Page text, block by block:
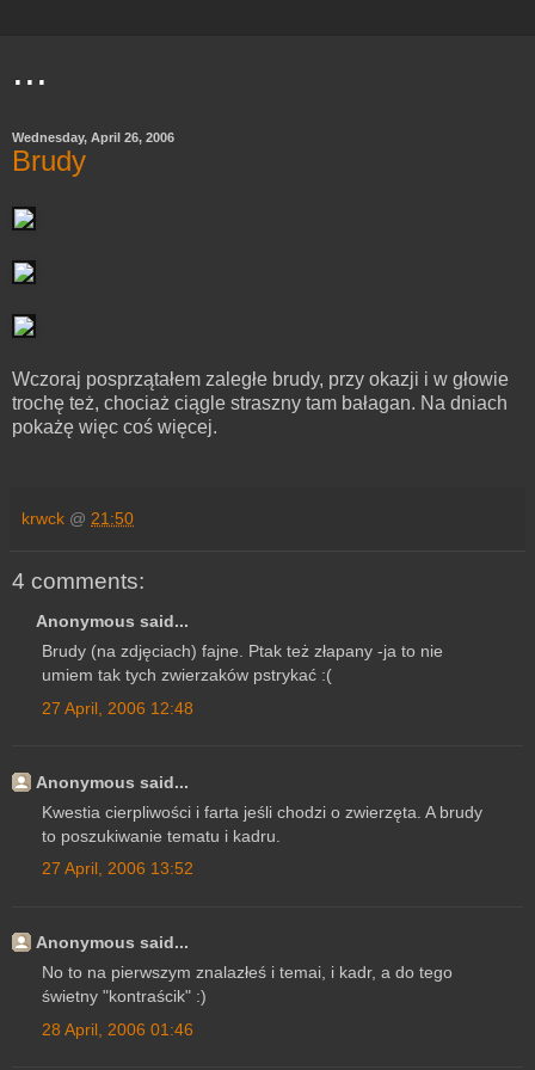
...
Wednesday, April 26, 2006
Brudy
Wczoraj posprzątałem zaległe brudy, przy okazji i w głowie
trochę też, chociaż ciągle straszny tam bałagan. Na dniach
pokażę więc coś więcej.
krwck @ 21:50
4 comments:
Anonymous said...
Brudy (na zdjęciach) fajne. Ptak też złapany -ja to nie
umiem tak tych zwierzaków pstrykać :(
27 April, 2006 12:48
Anonymous said...
Kwestia cierpliwości i farta jeśli chodzi o zwierzęta. A brudy
to poszukiwanie tematu i kadru.
27 April, 2006 13:52
Anonymous said...
No to na pierwszym znalazłeś i temai, i kadr, a do tego
świetny "kontraścik" :)
28 April, 2006 01:46